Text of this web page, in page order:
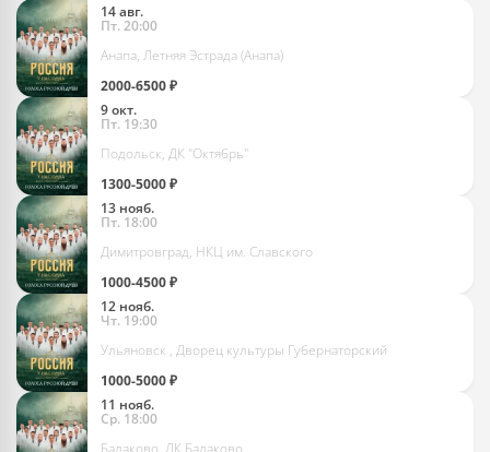
14 авг.
Пт. 20:00
Анапа, Летняя Эстрада (Анапа)
2000-6500 ₽
9 окт.
Пт. 19:30
Подольск, ДК "Октябрь"
1300-5000 ₽
13 нояб.
Пт. 18:00
Димитровград, НКЦ им. Славского
1000-4500 ₽
12 нояб.
Чт. 19:00
Ульяновск , Дворец культуры Губернаторский
1000-5000 ₽
11 нояб.
Ср. 18:00
Балаково, ДК Балаково